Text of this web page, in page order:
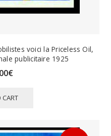
voici la Priceless Oil,
publicitaire 1925
€
CART